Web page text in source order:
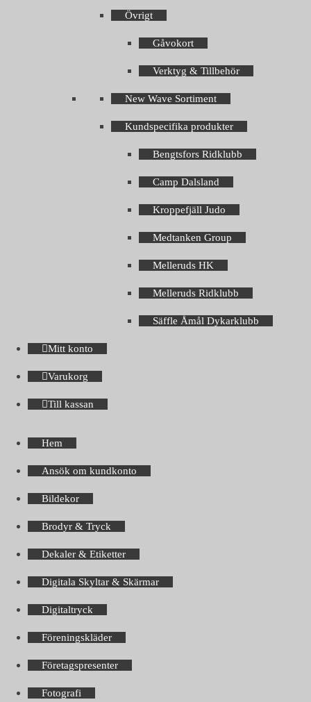
Övrigt
Gåvokort
Verktyg & Tillbehör
New Wave Sortiment
Kundspecifika produkter
Bengtsfors Ridklubb
Camp Dalsland
Kroppefjäll Judo
Medtanken Group
Melleruds HK
Melleruds Ridklubb
Säffle Åmål Dykarklubb
Mitt konto
Varukorg
Till kassan
Hem
Ansök om kundkonto
Bildekor
Brodyr & Tryck
Dekaler & Etiketter
Digitala Skyltar & Skärmar
Digitaltryck
Föreningskläder
Företagspresenter
Fotografi